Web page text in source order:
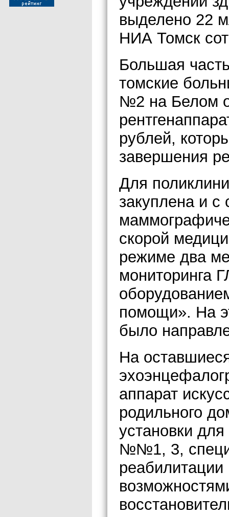
выделено 22
НИА Томск
Большая
томские
№2 на Белом
рублей,
завершения
Для
закуплена и с
скорой
режиме два
мониторинга
помощи». На
было
На
аппарат
родильного
установки
№№1, 3,